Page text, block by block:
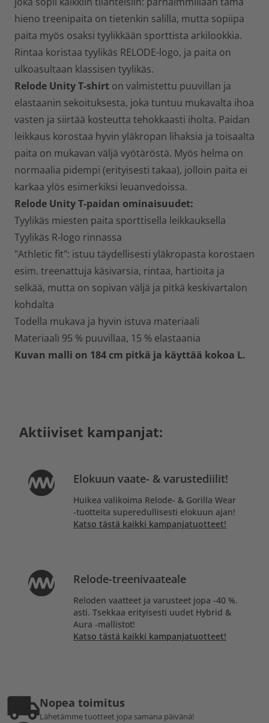
hieno treenipaita on tietenkin salilla, mutta sopiipa
paita myös osaksi tyylikkään sporttista arkilookkia.
Rintaa koristaa tyylikäs RELODE-logo, ja paita on
ulkoasultaan klassisen tyylikäs.
Relode Unity T-shirt on valmistettu puuvillan ja
elastaanin sekoituksesta, joka tuntuu mukavalta ihoa
vasten ja siirtää kosteutta tehokkaasti iholta. Paidan
leikkaus korostaa hyvin yläkropan lihaksia ja toisaalta
paita on mukavan väljä vyötäröstä. Myös helma on
normaalia pidempi (erityisesti takaa), jolloin paita ei
karkaa ylös esimerkiksi leuanvedoissa.
Relode Unity T-paidan ominaisuudet:
Tyylikäs miesten paita sporttisella leikkauksella
Tyylikäs R-logo rinnassa
"Athletic fit": istuu täydellisesti yläkropasta korostaen
esim. treenattuja käsivarsia, rintaa, hartioita ja
selkää, mutta on sopivan väljä ja pitkä keskivartalon
kohdalta
Todella mukava ja hyvin istuva materiaali
Materiaali 95 % puuvillaa, 15 % elastaania
Kuvan malli on 184 cm pitkä ja käyttää kokoa L.
Aktiiviset kampanjat:
Elokuun vaate- & varustediilit!
Huikea valikoima Relode- & Gorilla Wear
-tuotteita superedullisesti elokuun ajan!
Katso tästä kaikki kampanjatuotteet!
Relode-treenivaateale
Reloden vaatteet ja varusteet jopa -40 %.
asti. Tsekkaa erityisesti uudet Hybrid &
Aura -mallistot!
Katso tästä kaikki kampanjatuotteet!
Nopea toimitus
Lähetämme tuotteet jopa samana päivänä!